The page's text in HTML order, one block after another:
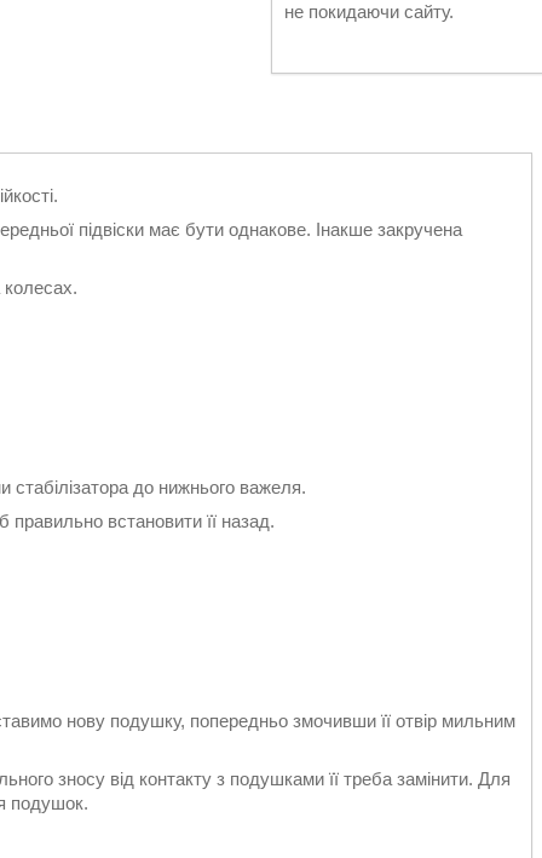
не покидаючи сайту.
підвіски має бути однакове. Інакше закручена
колесах.
стабілізатора до нижнього важеля.
встановити її назад.
нову подушку, попередньо змочивши її отвір мильним
зносу від контакту з подушками її треба замінити. Для
подушок.